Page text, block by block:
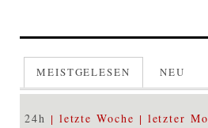
MEISTGELESEN NEU
24h letzte Woche letzter